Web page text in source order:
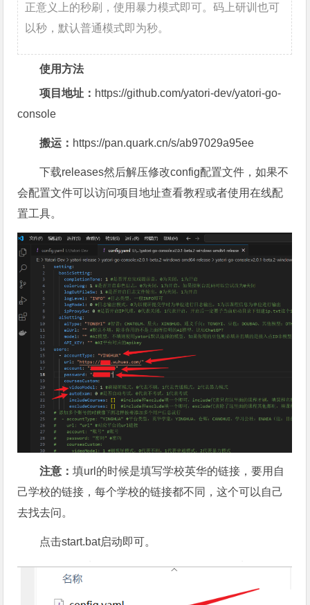
正意义上的秒刷，使用暴力模式即可。码上研训也可
以秒，默认普通模式即为秒。
使用方法
项目地址： https://github.com/yatori-dev/yatori-go-
console
搬运： https://pan.quark.cn/s/ab97029a95ee
下载releases然后解压修改config配置文件，如果不
会配置文件可以访问项目地址查看教程或者使用在线配
置工具。
注意：填url的时候是填写学校英华的链接，要用自
己学校的链接，每个学校的链接都不同，这个可以自己
去找去问。
点击start.bat启动即可。